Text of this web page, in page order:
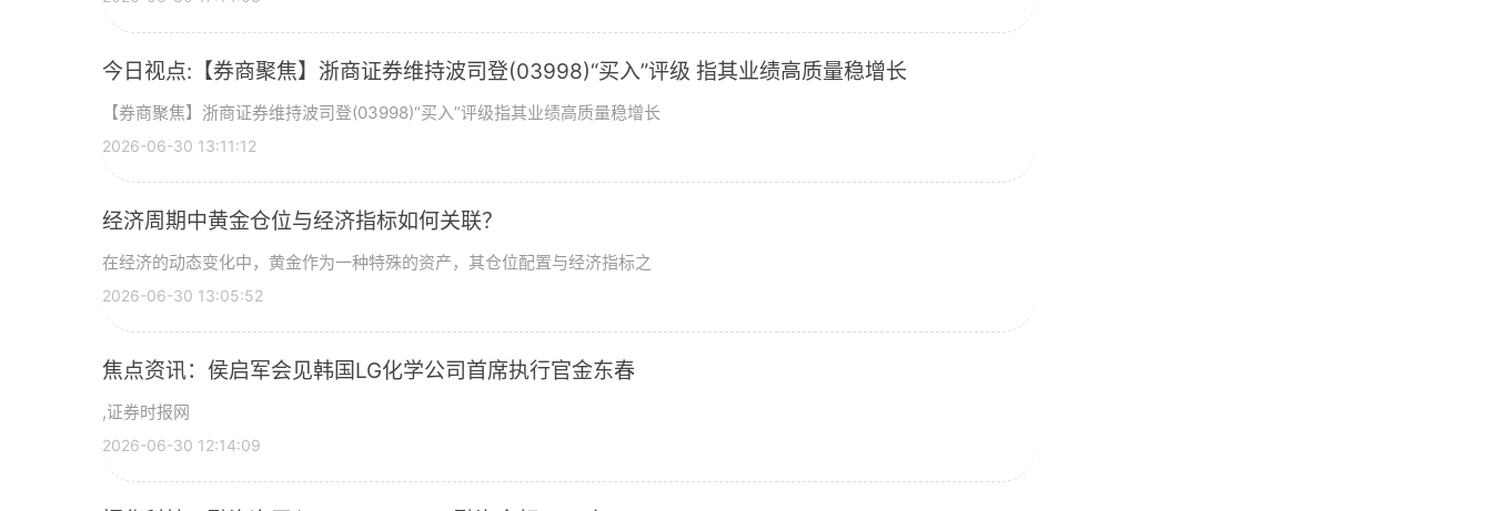
今日视点:【券商聚焦】浙商证券维持波司登(03998)“买入”评级 指其业绩高质量稳增长
【券商聚焦】浙商证券维持波司登(03998)“买入”评级指其业绩高质量稳增长
2026-06-30 13:11:12
经济周期中黄金仓位与经济指标如何关联？
在经济的动态变化中，黄金作为一种特殊的资产，其仓位配置与经济指标之
2026-06-30 13:05:52
焦点资讯：侯启军会见韩国LG化学公司首席执行官金东春
,证券时报网
2026-06-30 12:14:09